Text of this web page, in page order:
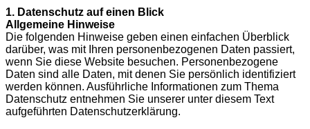
1. Datenschutz auf einen Blick
Allgemeine Hinweise
Die folgenden Hinweise geben einen einfachen Überblick
darüber, was mit Ihren personenbezogenen Daten passiert,
wenn Sie diese Website besuchen. Personenbezogene
Daten sind alle Daten, mit denen Sie persönlich identifiziert
werden können. Ausführliche Informationen zum Thema
Datenschutz entnehmen Sie unserer unter diesem Text
aufgeführten Datenschutzerklärung.